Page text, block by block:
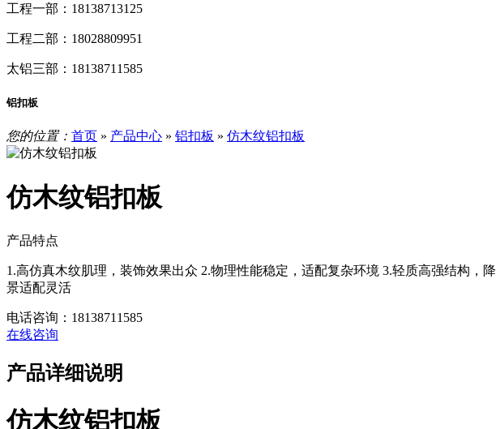
工程一部：18138713125
工程二部：18028809951
太铝三部：18138711585
铝扣板
您的位置： 首页 » 产品中心 » 铝扣板 » 仿木纹铝扣板
仿木纹铝扣板
产品特点
1.高仿真木纹肌理，装饰效果出众 2.物理性能稳定，适配复杂环境 3.轻质高强结构
景适配灵活
电话咨询：18138711585
在线咨询
产品详细说明
仿木纹铝扣板